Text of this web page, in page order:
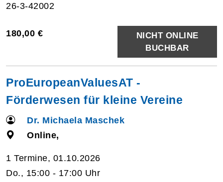
26-3-42002
180,00 €
NICHT ONLINE
BUCHBAR
ProEuropeanValuesAT -
Förderwesen für kleine Vereine
Dr. Michaela Maschek
Online,
1 Termine, 01.10.2026
Do., 15:00 - 17:00 Uhr